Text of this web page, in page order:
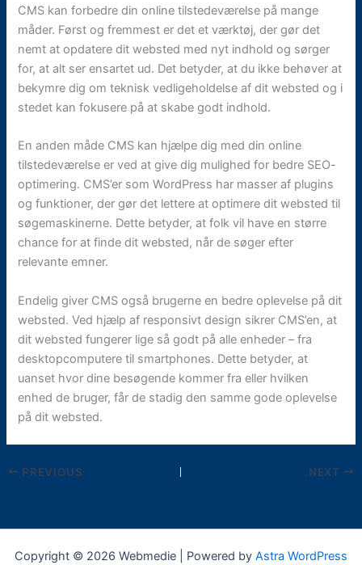
CMS kan forbedre din online tilstedeværelse på mange
måder. Først og fremmest er det et værktøj, der gør det
nemt at opdatere dit websted med nyt indhold og sørger
for, at alt ser ensartet ud. Det betyder, at du ikke behøver at
bekymre dig om teknisk vedligeholdelse af dit websted og i
stedet kan fokusere på at skabe godt indhold.
En anden måde CMS kan hjælpe dig med din online
tilstedeværelse er ved at give dig mulighed for bedre SEO-
optimering. CMS’er som WordPress har masser af plugins
og funktioner, der gør det lettere at optimere dit websted til
søgemaskinerne. Dette betyder, at folk vil have en større
chance for at finde dit websted, når de søger efter
relevante emner.
Endelig giver CMS også brugerne en bedre oplevelse på dit
websted. Ved hjælp af responsivt design sikrer CMS’en, at
dit websted fungerer lige så godt på alle enheder – fra
desktopcomputere til smartphones. Dette betyder, at
uanset hvor dine besøgende kommer fra eller hvilken
enhed de bruger, får de stadig den samme gode oplevelse
på dit websted.
PREVIOUS NEXT
Copyright © 2026 Webmedie | Powered by Astra WordPress